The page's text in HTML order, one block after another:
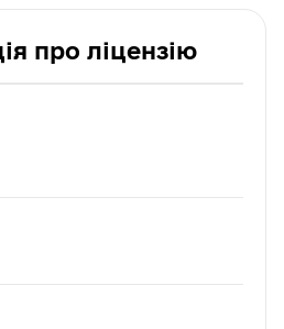
про ліцензію